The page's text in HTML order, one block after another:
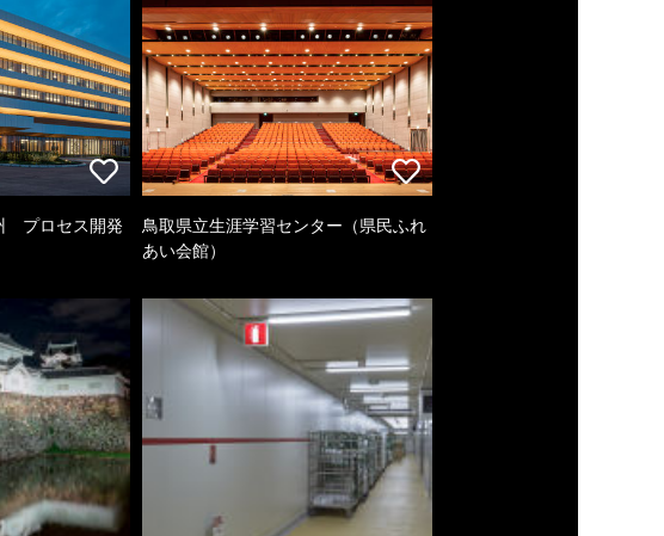
プロセス開発
鳥取県立生涯学習センター（県民ふれ
あい会館）